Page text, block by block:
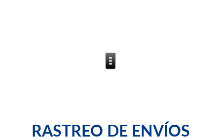
RASTREO DE ENVÍOS